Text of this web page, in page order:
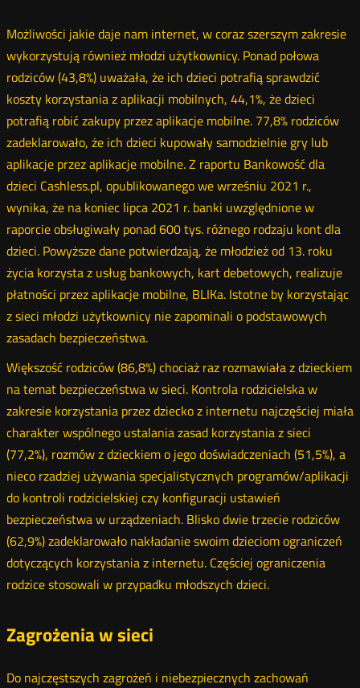
Możliwości jakie daje nam internet, w coraz szerszym zakresie
wykorzystują również młodzi użytkownicy. Ponad połowa
rodziców (43,8%) uważała, że ich dzieci potrafią sprawdzić
koszty korzystania z aplikacji mobilnych, 44,1%, że dzieci
potrafią robić zakupy przez aplikacje mobilne. 77,8% rodziców
zadeklarowało, że ich dzieci kupowały samodzielnie gry lub
aplikacje przez aplikacje mobilne. Z raportu Bankowość dla
dzieci Cashless.pl, opublikowanego we wrześniu 2021 r.,
wynika, że na koniec lipca 2021 r. banki uwzględnione w
raporcie obsługiwały ponad 600 tys. różnego rodzaju kont dla
dzieci. Powyższe dane potwierdzają, że młodzież od 13. roku
życia korzysta z usług bankowych, kart debetowych, realizuje
płatności przez aplikacje mobilne, BLIKa. Istotne by korzystając
z sieci młodzi użytkownicy nie zapominali o podstawowych
zasadach bezpieczeństwa.
Większość rodziców (86,8%) chociaż raz rozmawiała z dzieckiem
na temat bezpieczeństwa w sieci. Kontrola rodzicielska w
zakresie korzystania przez dziecko z internetu najczęściej miała
charakter wspólnego ustalania zasad korzystania z sieci
(77,2%), rozmów z dzieckiem o jego doświadczeniach (51,5%), a
nieco rzadziej używania specjalistycznych programów/aplikacji
do kontroli rodzicielskiej czy konfiguracji ustawień
bezpieczeństwa w urządzeniach. Blisko dwie trzecie rodziców
(62,9%) zadeklarowało nakładanie swoim dzieciom ograniczeń
dotyczących korzystania z internetu. Częściej ograniczenia
rodzice stosowali w przypadku młodszych dzieci.
Zagrożenia w sieci
Do najczęstszych zagrożeń i niebezpiecznych zachowań